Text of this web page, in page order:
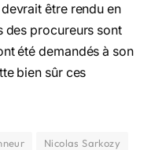
être rendu en
des procureurs sont
été demandés à son
bien sûr ces
Nicolas Sarkozy